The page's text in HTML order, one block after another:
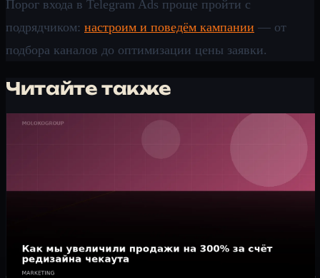
Порог входа в Telegram Ads проще пройти с
подрядчиком: настроим и поведём кампании — от
подбора каналов до оптимизации цены заявки.
Читайте также